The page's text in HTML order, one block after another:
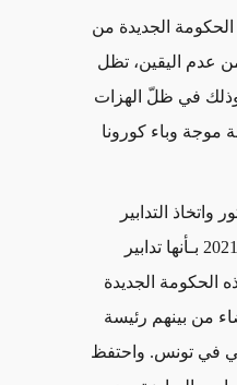
الجديدة من
عدم اليقين، تظل
وذلك في ظلّ الهزات
موجة وباء كورونا
من تفعيل الفصل 80 من الدستور واتخاذ التدابير
الاستثنائية التي اعتبرها الرئيس قيس سعيد في خطابه الأخير في 11 أكتوبر 2021 بـأنها تدابير
الحكومة الجديدة
ومميزة حيث سجلت حضور لافت للمرأة بعد تعيين 10 أعضاء من بينهم رئيسة
في تونس. واحتفظ